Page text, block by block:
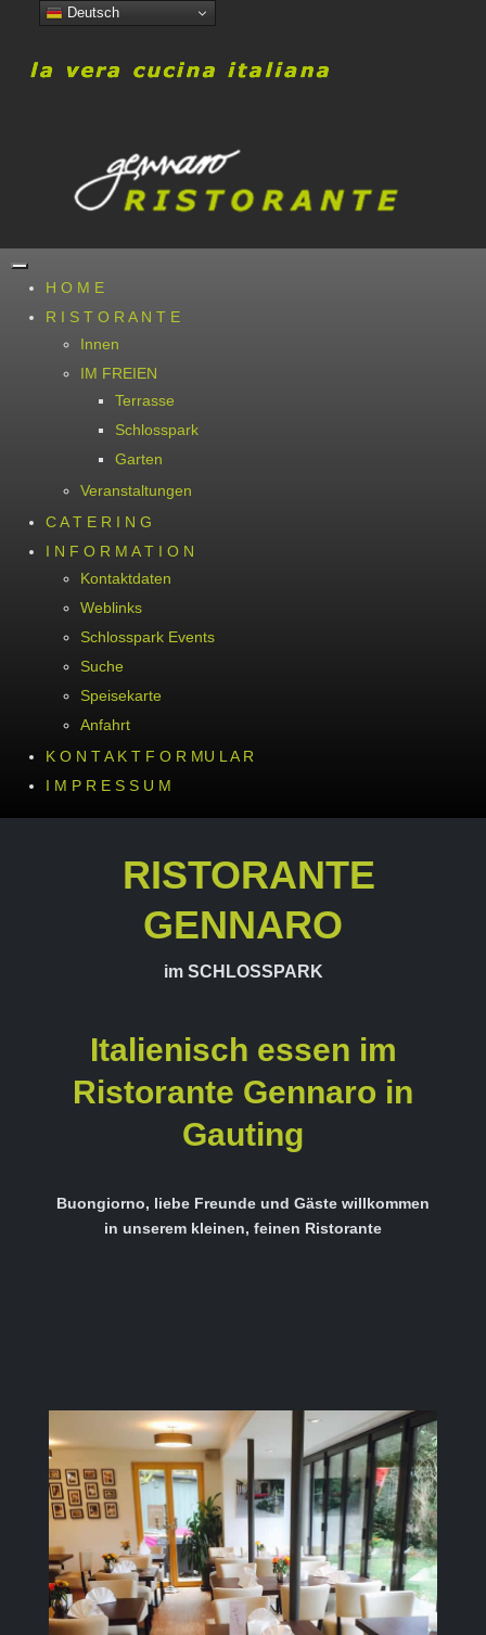
H O M E
R I S T O R A N T E
Innen
IM FREIEN
Terrasse
Schlosspark
Garten
Veranstaltungen
C A T E R I N G
I N F O R M A T I O N
Kontaktdaten
Weblinks
Schlosspark Events
Suche
Speisekarte
Anfahrt
K O N T A K T F O R MU L A R
I M P R E S S U M
RISTORANTE
GENNARO
im SCHLOSSPARK
Italienisch essen im
Ristorante Gennaro in
Gauting
Buongiorno, liebe Freunde und Gäste willkommen
in unserem kleinen, feinen Ristorante
Deutsch